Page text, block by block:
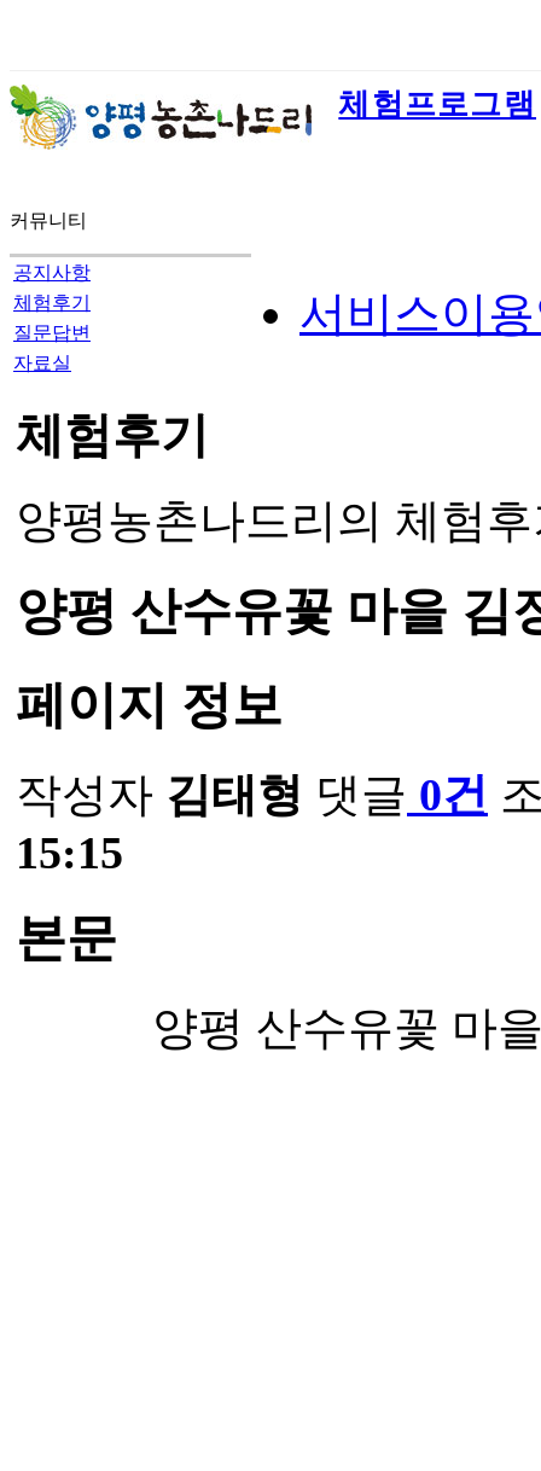
체험프로그램
커뮤니티
공지사항
체험후기
질문답변
자료실
체험후기
양평농촌나드리의 체험
양평 산수유꽃 마을 김
페이지 정보
작성자 김태형 댓글 0건
15:15
본문
양평 산수유꽃 마
서비스이